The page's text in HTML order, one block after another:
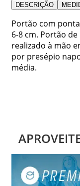
DESCRIÇÃO
Portão com
6-8 cm. Portão
realizado à mão
por presépio
média.